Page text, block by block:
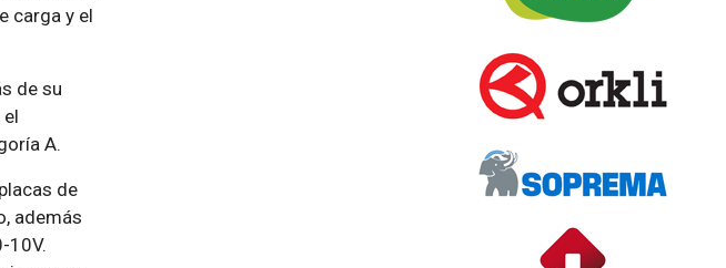
carga y el
de su
A.
de
además
10V.